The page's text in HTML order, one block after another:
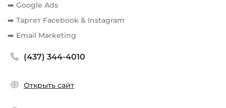
➡️ Google Ads
➡️ Таргет Facebook & Instagram
➡️ Email Marketing
(437) 344-4010
Открыть сайт